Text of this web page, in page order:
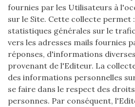
fournies par les Utilisateurs à
sur le Site. Cette collecte permet
statistiques générales sur le
vers les adresses mails fournies
réponses, d'informations
provenant de l'Editeur. La
des informations personnelles
se faire dans le respect des
personnes. Par conséquent,